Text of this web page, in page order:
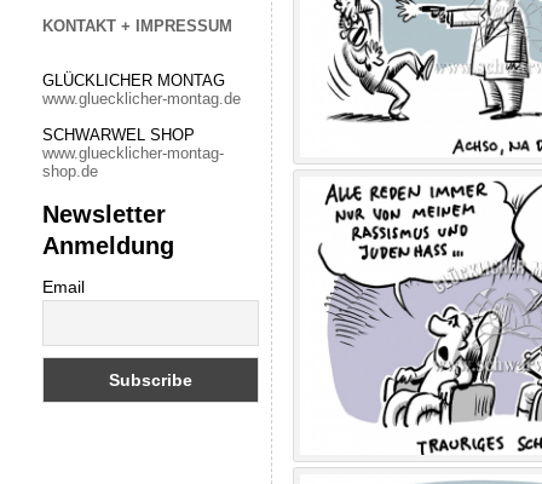
KONTAKT + IMPRESSUM
GLÜCKLICHER MONTAG
www.gluecklicher-montag.de
SCHWARWEL SHOP
www.gluecklicher-montag-
shop.de
Newsletter
Anmeldung
Email